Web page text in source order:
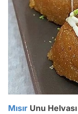
Mısır Unu